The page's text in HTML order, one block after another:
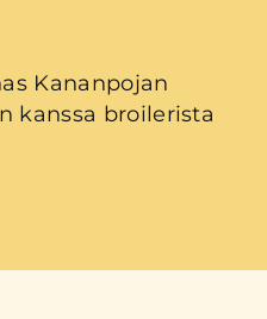
Kananpojan
kanssa broilerista